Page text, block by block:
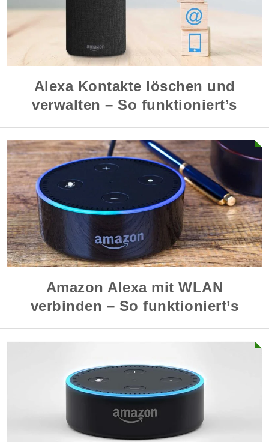
Alexa Kontakte löschen und
verwalten – So funktioniert’s
Amazon Alexa mit WLAN
verbinden – So funktioniert’s